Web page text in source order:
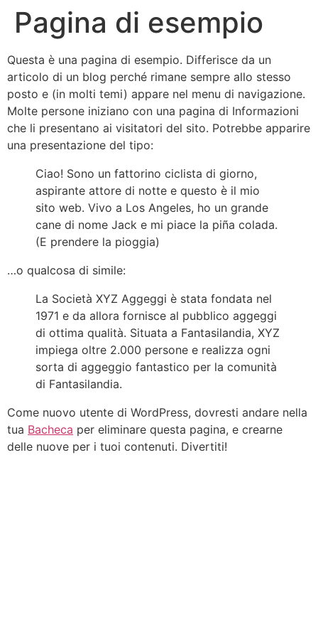
Pagina di esempio
Questa è una pagina di esempio. Differisce da un
articolo di un blog perché rimane sempre allo stesso
posto e (in molti temi) appare nel menu di navigazione.
Molte persone iniziano con una pagina di Informazioni
che li presentano ai visitatori del sito. Potrebbe apparire
una presentazione del tipo:
Ciao! Sono un fattorino ciclista di giorno,
aspirante attore di notte e questo è il mio
sito web. Vivo a Los Angeles, ho un grande
cane di nome Jack e mi piace la piña colada.
(E prendere la pioggia)
…o qualcosa di simile:
La Società XYZ Aggeggi è stata fondata nel
1971 e da allora fornisce al pubblico aggeggi
di ottima qualità. Situata a Fantasilandia, XYZ
impiega oltre 2.000 persone e realizza ogni
sorta di aggeggio fantastico per la comunità
di Fantasilandia.
Come nuovo utente di WordPress, dovresti andare nella
tua Bacheca per eliminare questa pagina, e crearne
delle nuove per i tuoi contenuti. Divertiti!